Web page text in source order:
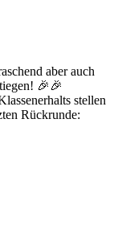
aber auch
🎉🎉
stellen
Rückrunde: